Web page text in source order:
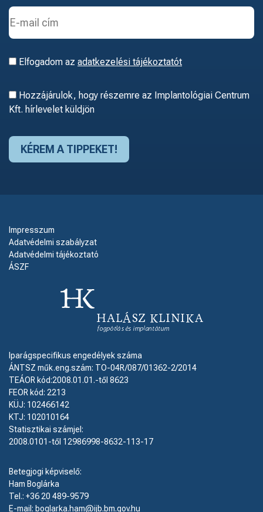
Elfogadom az adatkezelési tájékoztatót
Hozzájárulok, hogy részemre az Implantológiai Centrum
Kft. hírlevelet küldjön
Impresszum
Adatvédelmi szabályzat
Adatvédelmi tájékoztató
ÁSZF
Iparágspecifikus engedélyek száma
ÁNTSZ műk.eng.szám: TO-04R/087/01362-2/2014
TEÁOR kód:2008.01.01.-től 8623
FEOR kód: 2213
KÜJ: 102466142
KTJ: 102010164
Statisztikai számjel:
2008.0101-től 12986998-8632-113-17
Betegjogi képviselő:
Ham Boglárka
Tel.: +36 20 489-9579
E-mail: boglarka.ham@ijb.bm.gov.hu